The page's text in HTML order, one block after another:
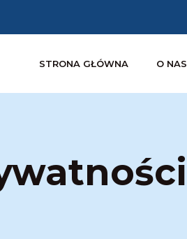
STRONA GŁÓWNA O NAS